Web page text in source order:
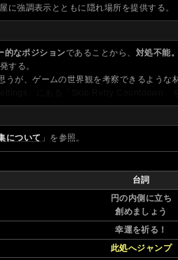
に強調表示とともに隠れ場所を提供する。
的なポジションであることから、 対処不能。
する。
が、ゲームの世界観を考察できるような
について 」を参照。
台詞
円の内側に立ち
創めましょう
幸運を祈る！
此処へジャンプ